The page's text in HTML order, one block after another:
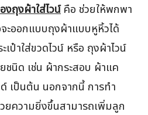
งถุงผ้าใส่ไวน์คือ ช่วยให้พกพา
ะออกแบบถุงผ้าแบบหูหิ้วได้
ป๋าใส่ขวดไวน์ หรือ ถุงผ้าไวน์
ชนิด เช่น ผ้ากระสอบ ผ้าแค
เป็นต้น นอกจากนี้ การทำ
วยความยิ่งขึ้นสามารถเพิ่มลูก